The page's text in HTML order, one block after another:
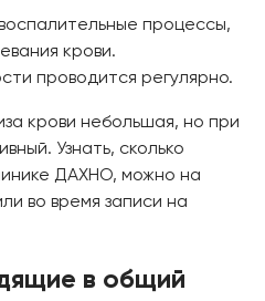
процессы,
крови.
проводится регулярно.
крови небольшая, но при
Узнать, сколько
ДАХНО, можно на
во время записи на
в общий